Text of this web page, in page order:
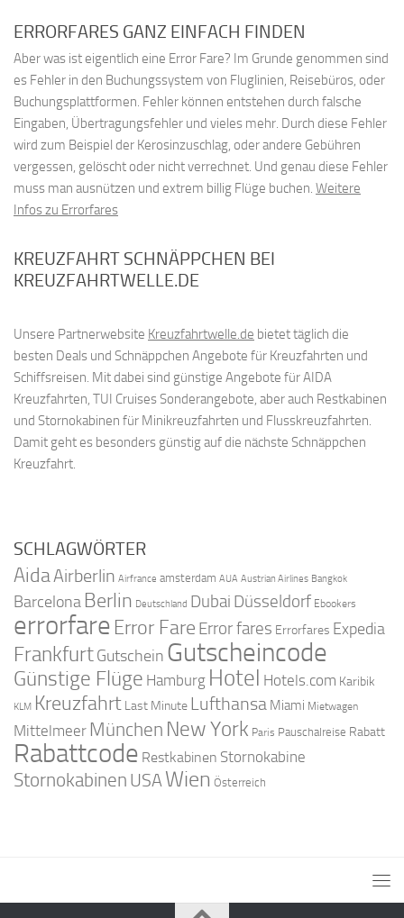
ERRORFARES GANZ EINFACH FINDEN
Aber was ist eigentlich eine Error Fare? Im Grunde genommen sind
es Fehler in den Buchungssystem von Fluglinien, Reisebüros, oder
Buchungsplattformen. Fehler können entstehen durch falsche
Eingaben, Übertragungsfehler und vieles mehr. Durch diese Fehler
wird zum Beispiel der Kerosinzuschlag, oder andere Gebühren
vergessen, gelöscht oder nicht verrechnet. Und genau diese Fehler
muss man ausnützen und extrem billig Flüge buchen. Weitere
Infos zu Errorfares
KREUZFAHRT SCHNÄPPCHEN BEI
KREUZFAHRTWELLE.DE
Unsere Partnerwebsite Kreuzfahrtwelle.de bietet täglich die
besten Deals und Schnäppchen Angebote für Kreuzfahrten und
Schiffsreisen. Mit dabei sind günstige Angebote für AIDA
Kreuzfahrten, TUI Cruises Sonderangebote, aber auch Restkabinen
und Stornokabinen für Minikreuzfahrten und Flusskreuzfahrten.
Damit geht es besonders günstig auf die nächste Schnäppchen
Kreuzfahrt.
SCHLAGWÖRTER
AidaAirberlin Airfrance amsterdam AUA Austrian Airlines Bangkok
Barcelona Berlin Deutschland Dubai Düsseldorf Ebookers
errorfare Error Fare Error fares Errorfares Expedia
FrankfurtGutschein Gutscheincode
Günstige Flüge Hamburg Hotel Hotels.com Karibik
KLM Kreuzfahrt Last Minute Lufthansa Miami Mietwagen
Mittelmeer München New York Paris Pauschalreise Rabatt
Rabattcode Restkabinen Stornokabine
Stornokabinen USAWien Österreich